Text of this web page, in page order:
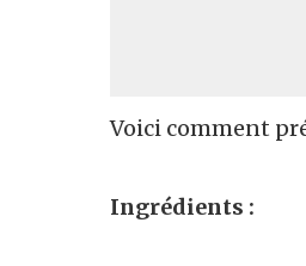
Voici comment
Ingrédients :